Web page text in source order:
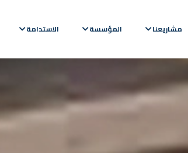
مشاريعنا المؤسسة الاستدامة